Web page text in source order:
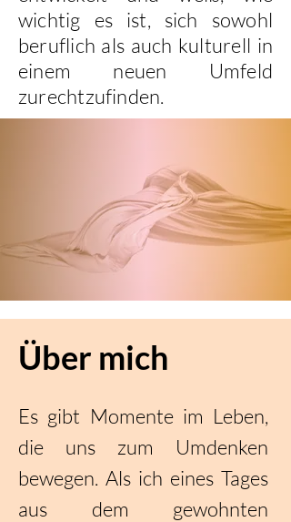
wichtig es ist, sich sowohl
beruflich als auch kulturell in
einem neuen Umfeld
zurechtzufinden.
Über mich
Es gibt Momente im Leben,
die uns zum Umdenken
bewegen. Als ich eines Tages
aus dem gewohnten